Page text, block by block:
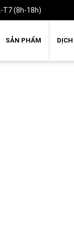
T7 (8h-18h)
SẢN PHẨM DỊCH